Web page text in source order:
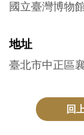
觀
資
國立臺灣博物
地址
臺北市中正區
回